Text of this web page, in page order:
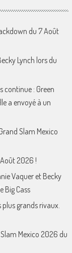
du 7 Août
Lynch lors du
continue : Green
a envoyé à un
Slam Mexico
2026 !
Vaquer et Becky
Big Cass
grands rivaux.
Mexico 2026 du